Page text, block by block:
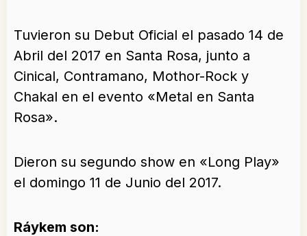
Tuvieron su Debut Oficial el pasado 14 de
Abril del 2017 en Santa Rosa, junto a
Cinical, Contramano, Mothor-Rock y
Chakal en el evento «Metal en Santa
Rosa».
Dieron su segundo show en «Long Play»
el domingo 11 de Junio del 2017.
Ráykem son: